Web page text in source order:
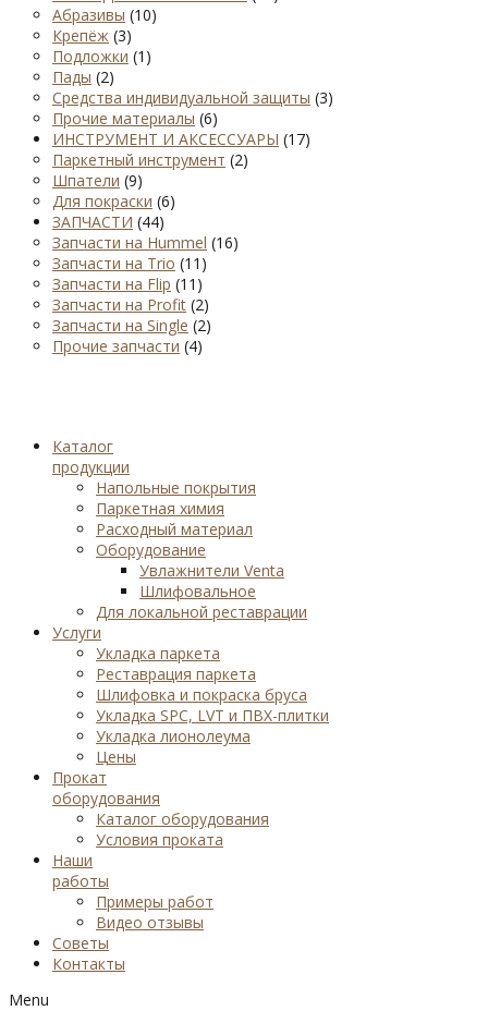
Абразивы (10)
Крепёж (3)
Подложки (1)
Пады (2)
Средства индивидуальной защиты (3)
Прочие материалы (6)
ИНСТРУМЕНТ И АКСЕССУАРЫ (17)
Паркетный инструмент (2)
Шпатели (9)
Для покраски (6)
ЗАПЧАСТИ (44)
Запчасти на Hummel (16)
Запчасти на Trio (11)
Запчасти на Flip (11)
Запчасти на Profit (2)
Запчасти на Single (2)
Прочие запчасти (4)
Каталог
продукции
Напольные покрытия
Паркетная химия
Расходный материал
Оборудование
Увлажнители Venta
Шлифовальное
Для локальной реставрации
Услуги
Укладка паркета
Реставрация паркета
Шлифовка и покраска бруса
Укладка SPC, LVT и ПВХ-плитки
Укладка лионолеума
Цены
Прокат
оборудования
Каталог оборудования
Условия проката
Наши
работы
Примеры работ
Видео отзывы
Советы
Контакты
Menu